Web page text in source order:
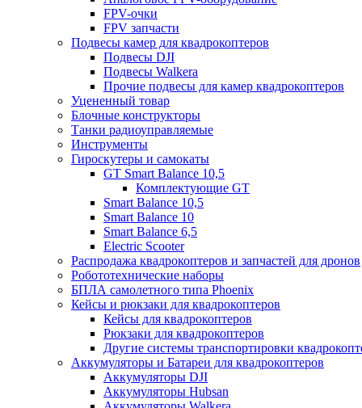
FPV-очки
FPV запчасти
Подвесы камер для квадрокоптеров
Подвесы DJI
Подвесы Walkera
Прочие подвесы для камер квадрокоптеров
Уцененный товар
Блочные конструкторы
Танки радиоуправляемые
Инструменты
Гироскутеры и самокаты
GT Smart Balance 10,5
Комплектующие GT
Smart Balance 10,5
Smart Balance 10
Smart Balance 6,5
Electric Scooter
Распродажа квадрокоптеров и запчастей для дронов
Робототехнические наборы
БПЛА самолетного типа Phoenix
Кейсы и рюкзаки для квадрокоптеров
Кейсы для квадрокоптеров
Рюкзаки для квадрокоптеров
Другие системы транспортировки
Аккумуляторы и Батареи для квадрокоптеров
Аккумуляторы DJI
Аккумуляторы Hubsan